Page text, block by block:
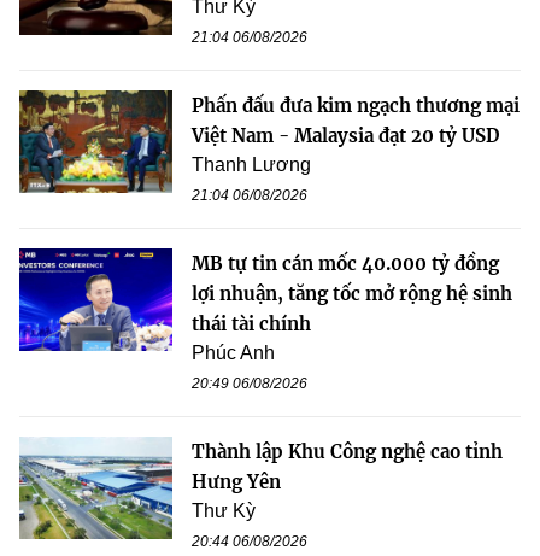
Thư Kỳ
21:04 06/08/2026
Phấn đấu đưa kim ngạch thương mại
Việt Nam - Malaysia đạt 20 tỷ USD
Thanh Lương
21:04 06/08/2026
MB tự tin cán mốc 40.000 tỷ đồng
lợi nhuận, tăng tốc mở rộng hệ sinh
thái tài chính
Phúc Anh
20:49 06/08/2026
Thành lập Khu Công nghệ cao tỉnh
Hưng Yên
Thư Kỳ
20:44 06/08/2026